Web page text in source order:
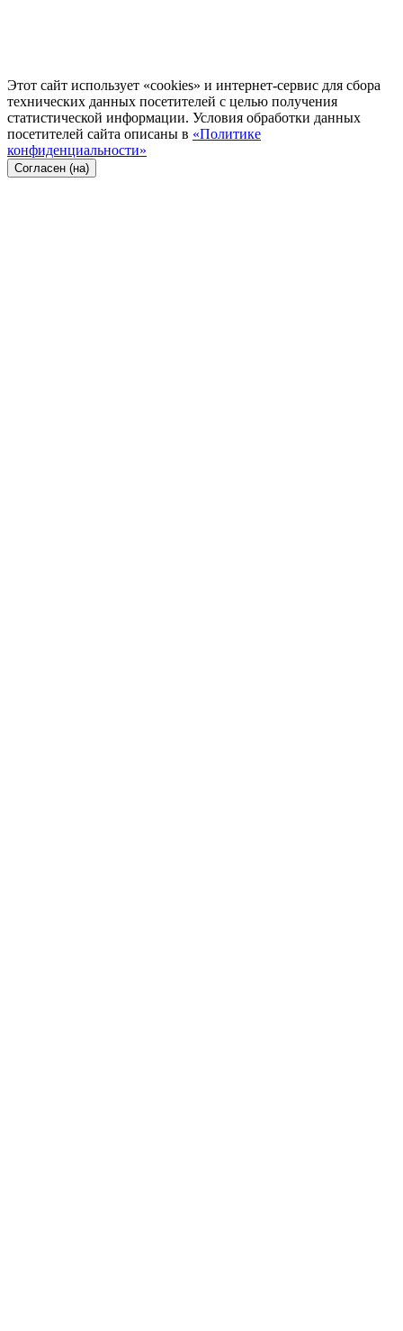
Этот сайт использует «cookies» и интернет-сервис для сбора
технических данных посетителей с целью получения
статистической информации. Условия обработки данных
посетителей сайта описаны в «Политике
конфиденциальности»
Согласен (на)